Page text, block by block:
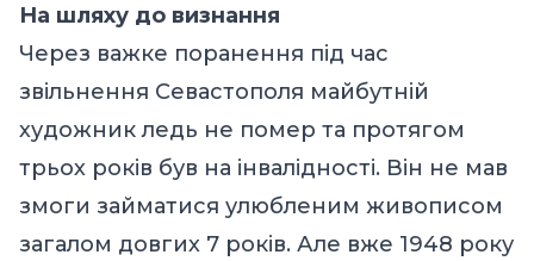
На шляху до визнання
Через важке поранення під час
звільнення Севастополя майбутній
художник ледь не помер та протягом
трьох років був на інвалідності. Він не мав
змоги займатися улюбленим живописом
загалом довгих 7 років. Але вже 1948 року